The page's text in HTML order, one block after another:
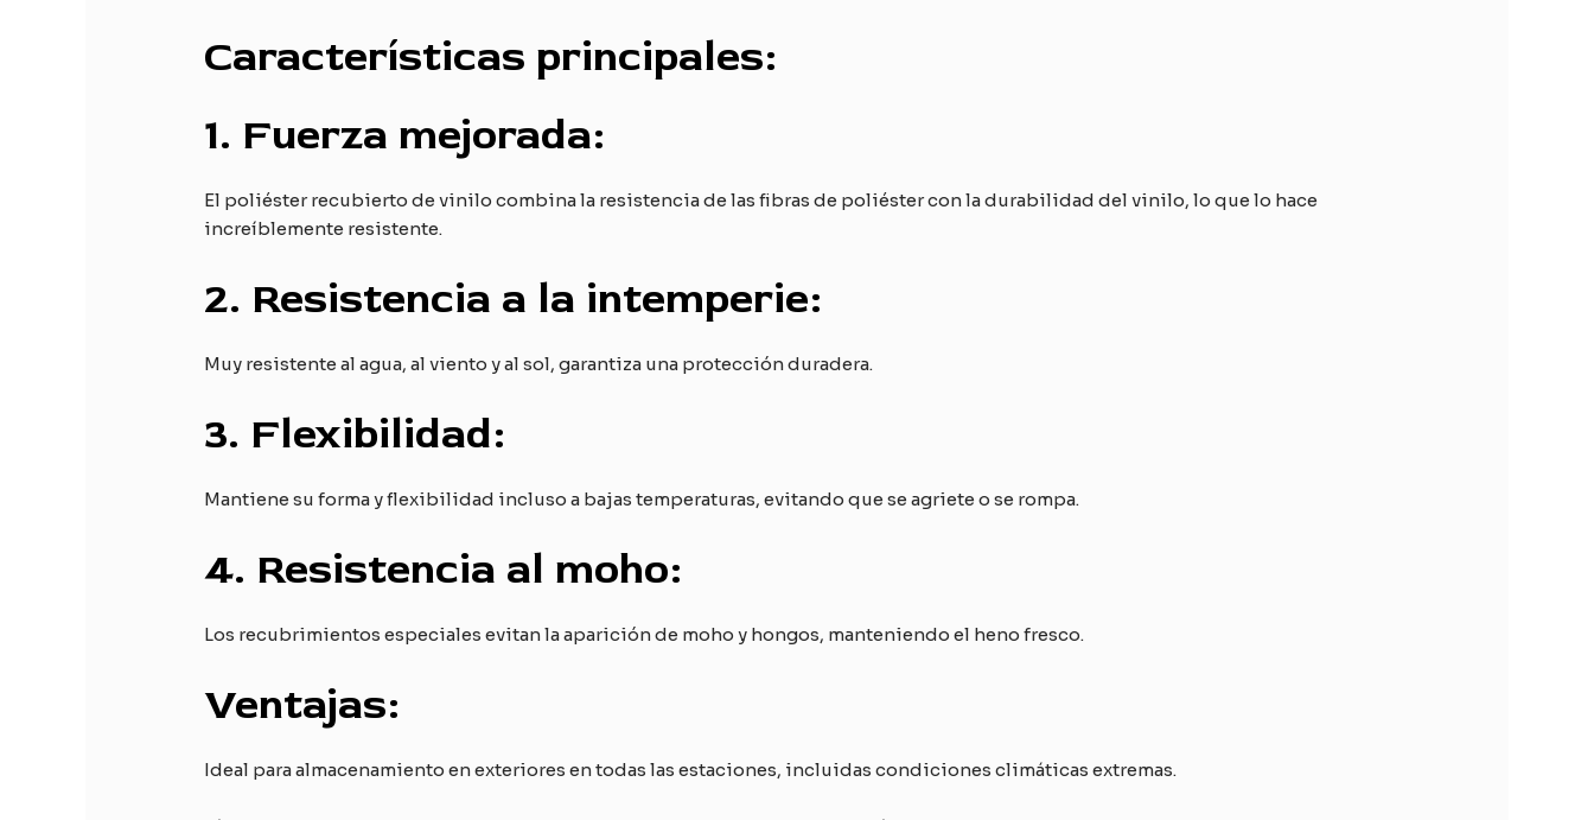
Características principales:
1. Fuerza mejorada:
El poliéster recubierto de vinilo combina la resistencia de las fibras de poliéster con la durabilidad del vinilo, lo que lo hace
increíblemente resistente.
2. Resistencia a la intemperie:
Muy resistente al agua, al viento y al sol, garantiza una protección duradera.
3. Flexibilidad:
Mantiene su forma y flexibilidad incluso a bajas temperaturas, evitando que se agriete o se rompa.
4. Resistencia al moho:
Los recubrimientos especiales evitan la aparición de moho y hongos, manteniendo el heno fresco.
Ventajas:
Ideal para almacenamiento en exteriores en todas las estaciones, incluidas condiciones climáticas extremas.